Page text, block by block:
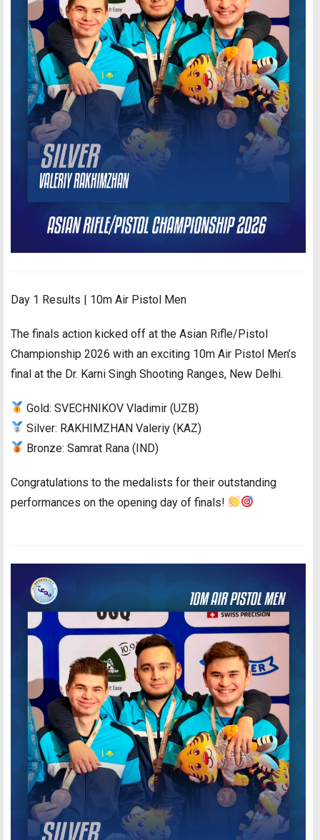
Day 1 Results | 10m Air Pistol Men
The finals action kicked off at the Asian Rifle/Pistol
Championship 2026 with an exciting 10m Air Pistol Men’s
final at the Dr. Karni Singh Shooting Ranges, New Delhi.
Gold: SVECHNIKOV Vladimir (UZB)
Silver: RAKHIMZHAN Valeriy (KAZ)
Bronze: Samrat Rana (IND)
Congratulations to the medalists for their outstanding
performances on the opening day of finals!